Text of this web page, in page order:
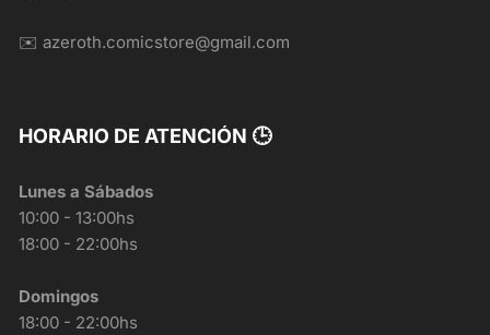
✉️ azeroth.comicstore@gmail.com
HORARIO DE ATENCIÓN 🕒
Lunes a Sábados
10:00 - 13:00hs
18:00 - 22:00hs
Domingos
18:00 - 22:00hs